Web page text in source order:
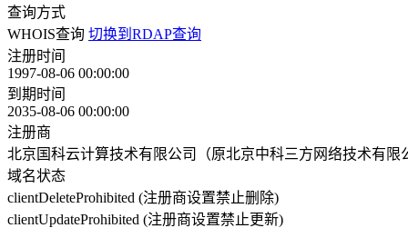
查询方式
WHOIS查询 切换到RDAP查询
注册时间
1997-08-06 00:00:00
到期时间
2035-08-06 00:00:00
注册商
北京国科云计算技术有限公司（原北京中科三方网络技术有限
域名状态
clientDeleteProhibited (注册商设置禁止删除)
clientUpdateProhibited (注册商设置禁止更新)